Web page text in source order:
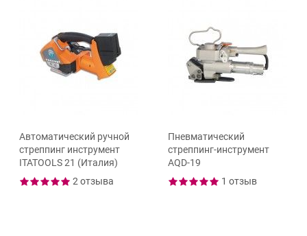
Автоматический ручной
стреппинг инструмент
ITATOOLS 21 (Италия)
2 отзыва
Пневматический
стреппинг-инструмент
AQD-19
1 отзыв